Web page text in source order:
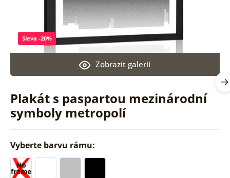
Plakát s paspartou mezinárodní
symboly metropolí
Zobrazit galerii
Sleva -20%
Vyberte barvu rámu: